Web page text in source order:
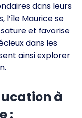
dans leurs
l’île Maurice se
et favorise
dans les
ainsi explorer
à
: